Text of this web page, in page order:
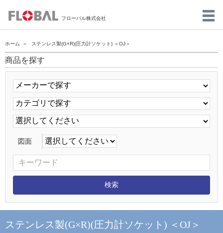
フローバル株式会社
ホーム ステンレス製(G×R)(圧力計ソケット) ＜OJ＞
商品を探す
図面
ステンレス製(G×R)(圧力計ソケット) ＜OJ＞